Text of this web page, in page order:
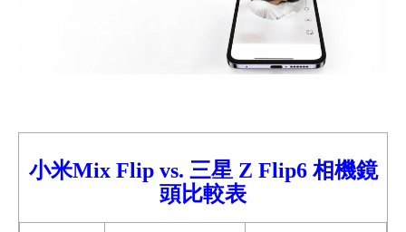
小米Mix Flip vs. 三星 Z Flip6相機鏡
頭比較表